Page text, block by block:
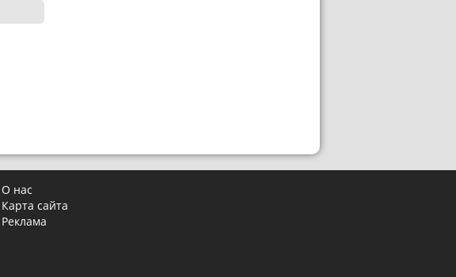
О нас
Карта сайта
Реклама